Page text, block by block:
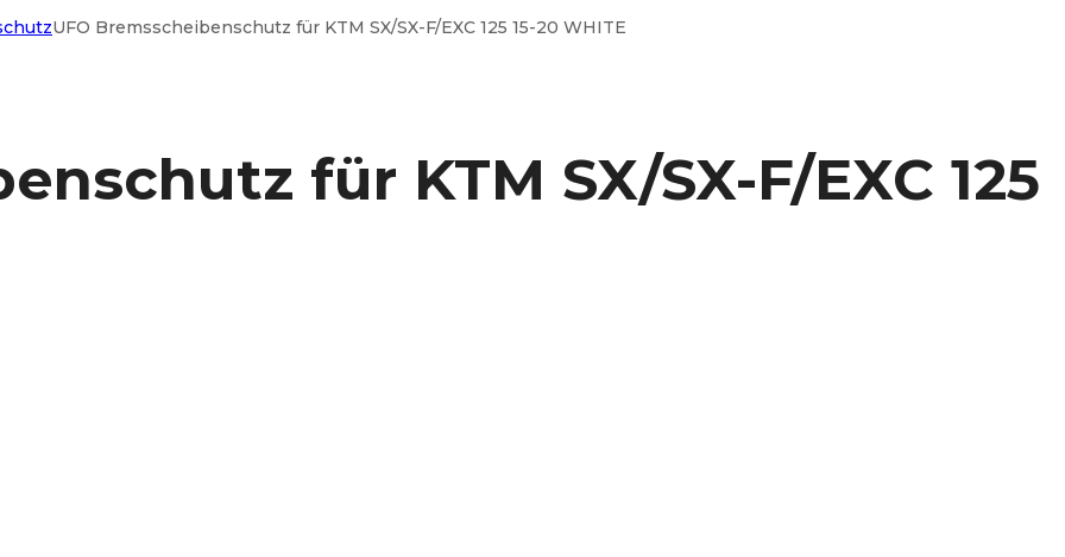
UFO Bremsscheibenschutz für KTM SX/SX-F/EXC 125 15-20 WHITE
für KTM SX/SX-F/EXC 125